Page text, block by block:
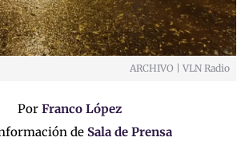
ARCHIVO | VLN Radio
Por Franco López
de Sala de Prensa